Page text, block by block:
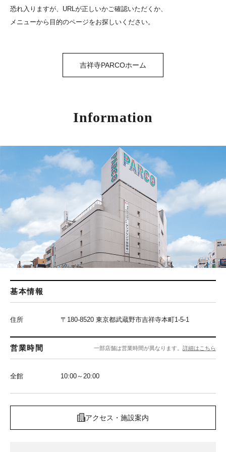
恐れ入りますが、URLが正しいかご確認いただくか、
メニューから目的のページをお探しいください。
吉祥寺PARCOホーム
Information
基本情報
住所 〒180-8520 東京都武蔵野市吉祥寺本町1-5-1
営業時間 一部店舗は営業時間が異なります。 詳細はこちら
全館 10:00～20:00
アクセス・施設案内